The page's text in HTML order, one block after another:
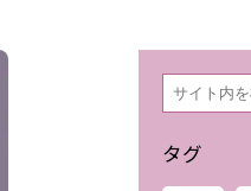
ティング汚染の削除対策
検
索
タグ